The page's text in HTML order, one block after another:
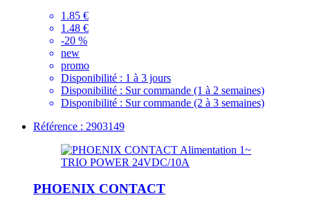
1.85 €
1.48 €
-20 %
new
promo
Disponibilité : 1 à 3 jours
Disponibilité : Sur commande (1 à 2 semaines)
Disponibilité : Sur commande (2 à 3 semaines)
Référence : 2903149
PHOENIX CONTACT